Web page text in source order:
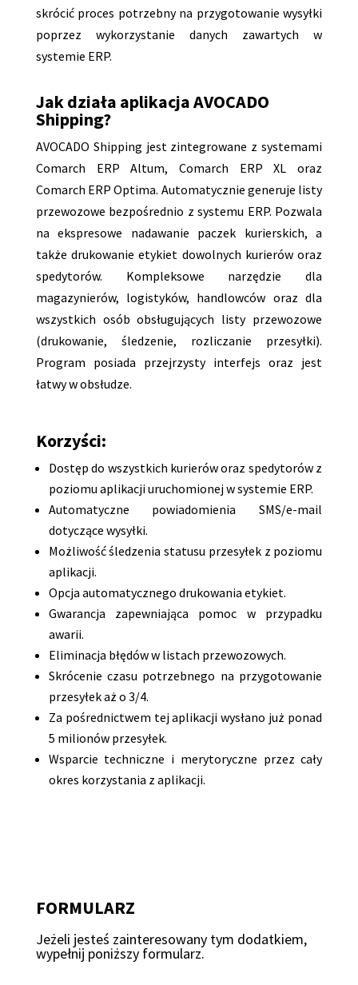
skrócić proces potrzebny na przygotowanie wysyłki
poprzez wykorzystanie danych zawartych w
systemie ERP.
Jak działa aplikacja AVOCADO
Shipping?
AVOCADO Shipping jest zintegrowane z systemami
Comarch ERP Altum, Comarch ERP XL oraz
Comarch ERP Optima. Automatycznie generuje listy
przewozowe bezpośrednio z systemu ERP. Pozwala
na ekspresowe nadawanie paczek kurierskich, a
także drukowanie etykiet dowolnych kurierów oraz
spedytorów. Kompleksowe narzędzie dla
magazynierów, logistyków, handlowców oraz dla
wszystkich osób obsługujących listy przewozowe
(drukowanie, śledzenie, rozliczanie przesyłki).
Program posiada przejrzysty interfejs oraz jest
łatwy w obsłudze.
Korzyści:
Dostęp do wszystkich kurierów oraz spedytorów z
poziomu aplikacji uruchomionej w systemie ERP.
Automatyczne powiadomienia SMS/e-mail
dotyczące wysyłki.
Możliwość śledzenia statusu przesyłek z poziomu
aplikacji.
Opcja automatycznego drukowania etykiet.
Gwarancja zapewniająca pomoc w przypadku
awarii.
Eliminacja błędów w listach przewozowych.
Skrócenie czasu potrzebnego na przygotowanie
przesyłek aż o 3/4.
Za pośrednictwem tej aplikacji wysłano już ponad
5 milionów przesyłek.
Wsparcie techniczne i merytoryczne przez cały
okres korzystania z aplikacji.
FORMULARZ
Jeżeli jesteś zainteresowany tym dodatkiem,
wypełnij poniższy formularz.